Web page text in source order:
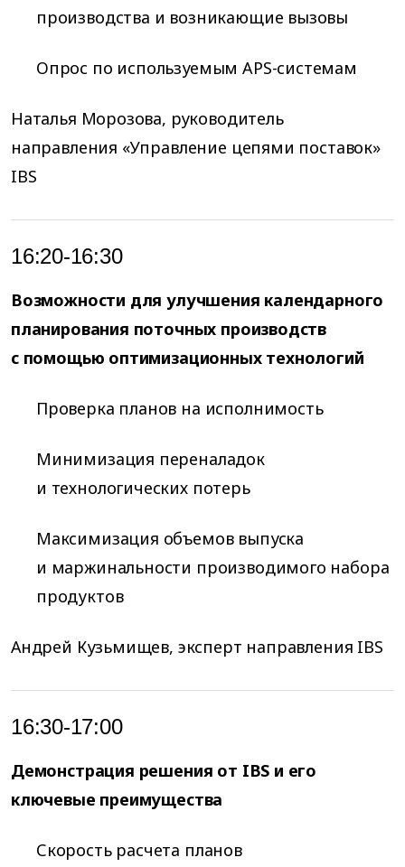
производства и возникающие вызовы
Опрос по используемым APS-системам
Наталья Морозова, руководитель
направления «Управление цепями поставок»
IBS
16:20-16:30
Возможности для улучшения календарного
планирования поточных производств
с помощью оптимизационных технологий
Проверка планов на исполнимость
Минимизация переналадок
и технологических потерь
Максимизация объемов выпуска
и маржинальности производимого набора
продуктов
Андрей Кузьмищев, эксперт направления IBS
16:30-17:00
Демонстрация решения от IBS и его
ключевые преимущества
Скорость расчета планов